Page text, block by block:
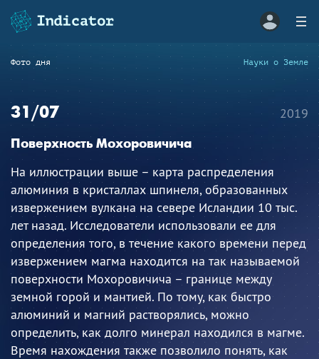
Фото дня Науки о Земле
31/07
Поверхность Мохоровичича
На иллюстрации выше – карта распределения
алюминия в кристаллах шпинеля, образованных
извержением вулкана на севере Исландии 10 тыс.
лет назад. Исследователи использовали ее для
определения того, в течение какого времени перед
извержением магма находится на так называемой
поверхности Мохоровичича – границе между
земной горой и мантией. По тому, как быстро
алюминий и магний растворялись, можно
определить, как долго минерал находился в магме.
Время нахождения также позволило понять, как
2019